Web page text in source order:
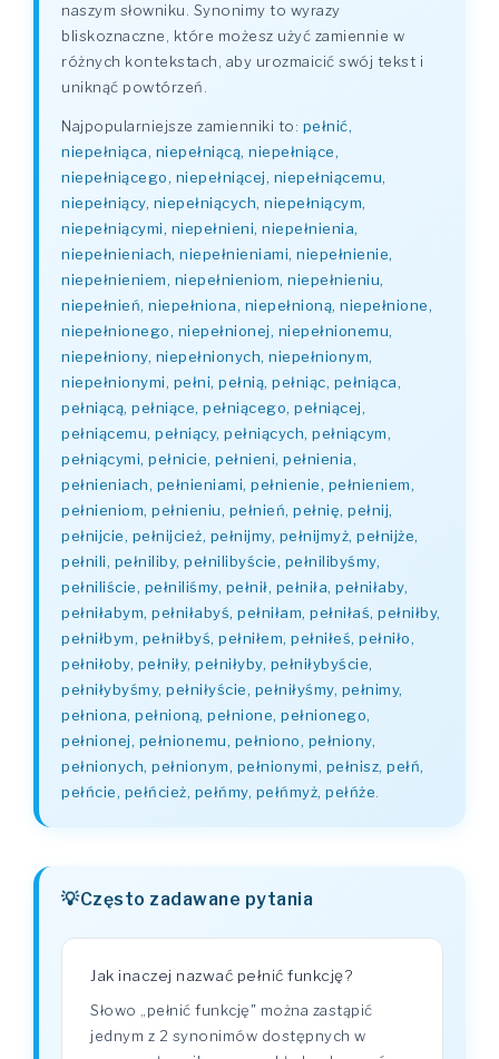
naszym słowniku. Synonimy to wyrazy
bliskoznaczne, które możesz użyć zamiennie w
różnych kontekstach, aby urozmaicić swój tekst i
uniknąć powtórzeń.
Najpopularniejsze zamienniki to: pełnić,
niepełniąca, niepełniącą, niepełniące,
niepełniącego, niepełniącej, niepełniącemu,
niepełniący, niepełniących, niepełniącym,
niepełniącymi, niepełnieni, niepełnienia,
niepełnieniach, niepełnieniami, niepełnienie,
niepełnieniem, niepełnieniom, niepełnieniu,
niepełnień, niepełniona, niepełnioną, niepełnione,
niepełnionego, niepełnionej, niepełnionemu,
niepełniony, niepełnionych, niepełnionym,
niepełnionymi, pełni, pełnią, pełniąc, pełniąca,
pełniącą, pełniące, pełniącego, pełniącej,
pełniącemu, pełniący, pełniących, pełniącym,
pełniącymi, pełnicie, pełnieni, pełnienia,
pełnieniach, pełnieniami, pełnienie, pełnieniem,
pełnieniom, pełnieniu, pełnień, pełnię, pełnij,
pełnijcie, pełnijcież, pełnijmy, pełnijmyż, pełnijże,
pełnili, pełniliby, pełnilibyście, pełnilibyśmy,
pełniliście, pełniliśmy, pełnił, pełniła, pełniłaby,
pełniłabym, pełniłabyś, pełniłam, pełniłaś, pełniłby,
pełniłbym, pełniłbyś, pełniłem, pełniłeś, pełniło,
pełniłoby, pełniły, pełniłyby, pełniłybyście,
pełniłybyśmy, pełniłyście, pełniłyśmy, pełnimy,
pełniona, pełnioną, pełnione, pełnionego,
pełnionej, pełnionemu, pełniono, pełniony,
pełnionych, pełnionym, pełnionymi, pełnisz, pełń,
pełńcie, pełńcież, pełńmy, pełńmyż, pełńże
Często zadawane pytania
Jak inaczej nazwać pełnić funkcję?
Słowo „pełnić funkcję" można zastąpić
jednym z 2 synonimów dostępnych w